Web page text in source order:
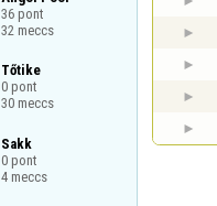
36 pont
32 meccs
Tőtike
0 pont
30 meccs
Sakk
0 pont
4 meccs